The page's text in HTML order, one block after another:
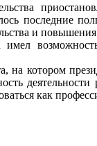
последние
и
на котором
как